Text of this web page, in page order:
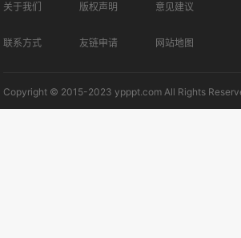
关于我们 版权声明 意见建议
联系方式 友链申请 网站地图
Copyright © 2015-2023 ypppt.com All Rights